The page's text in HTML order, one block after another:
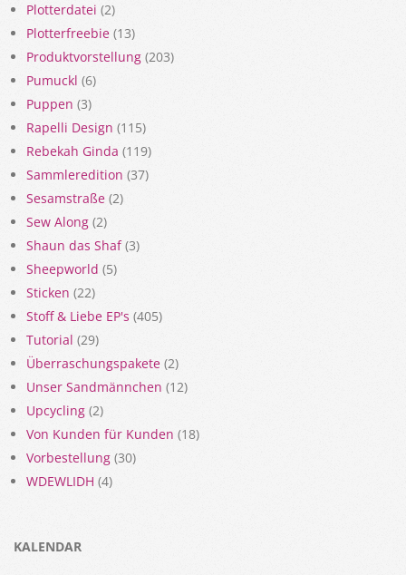
Plotterdatei (2)
Plotterfreebie (13)
Produktvorstellung (203)
Pumuckl (6)
Puppen (3)
Rapelli Design (115)
Rebekah Ginda (119)
Sammleredition (37)
Sesamstraße (2)
Sew Along (2)
Shaun das Shaf(3)
Sheepworld (5)
Sticken (22)
Stoff & Liebe EP's (405)
Tutorial (29)
Überraschungspakete (2)
Unser Sandmännchen (12)
Upcycling (2)
Von Kunden für Kunden (18)
Vorbestellung (30)
WDEWLIDH (4)
KALENDAR